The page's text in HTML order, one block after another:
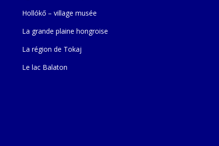
Hollókő – village musée
La grande plaine hongroise
La région de Tokaj
Le lac Balaton